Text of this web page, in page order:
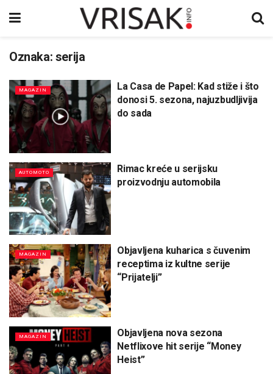
Oznaka: serija
MAGAZIN
La Casa de Papel: Kad stiže i što
donosi 5. sezona, najuzbudljivija
do sada
AUTOMOTO
Rimac kreće u serijsku
proizvodnju automobila
MAGAZIN
Objavljena kuharica s čuvenim
receptima iz kultne serije
“Prijatelji”
MAGAZIN
Objavljena nova sezona
Netflixove hit serije “Money
Heist”